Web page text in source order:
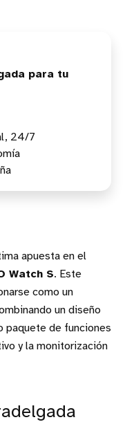
para tu
24/7
apuesta en el
Watch S. Este
como un
un diseño
paquete de funciones
y la monitorización